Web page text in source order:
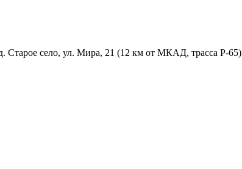
Старое село, ул. Мира, 21 (12 км от МКАД, трасса P-65)